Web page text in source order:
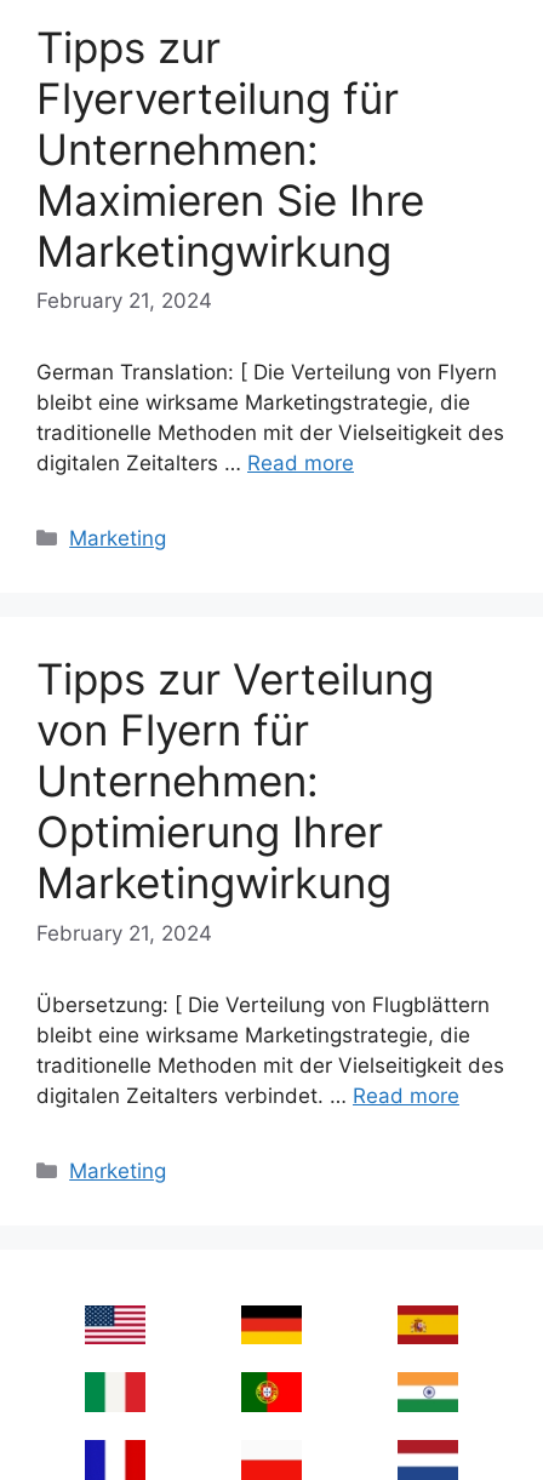
Tipps zur
Flyerverteilung für
Unternehmen:
Maximieren Sie Ihre
Marketingwirkung
February 21, 2024
German Translation: [ Die Verteilung von Flyern
bleibt eine wirksame Marketingstrategie, die
traditionelle Methoden mit der Vielseitigkeit des
digitalen Zeitalters … Read more
Categories
Marketing
Tipps zur Verteilung
von Flyern für
Unternehmen:
Optimierung Ihrer
Marketingwirkung
February 21, 2024
Übersetzung: [ Die Verteilung von Flugblättern
bleibt eine wirksame Marketingstrategie, die
traditionelle Methoden mit der Vielseitigkeit des
digitalen Zeitalters verbindet. … Read more
Categories
Marketing